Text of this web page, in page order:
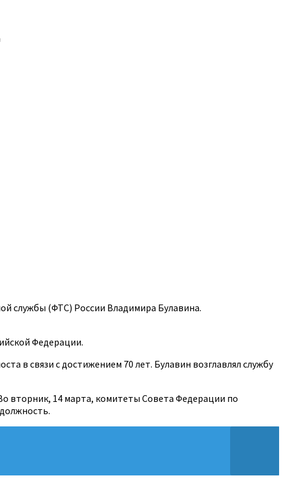
службы (ФТС) России Владимира Булавина.
Федерации.
в связи с достижением 70 лет. Булавин возглавлял службу
вторник, 14 марта, комитеты Совета Федерации по